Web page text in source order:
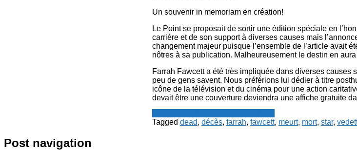
Un souvenir in memoriam en création!
Le Point se proposait de sortir une édition spéciale en
carrière et de son support à diverses causes mais
changement majeur puisque l’ensemble de l’article avait
nôtres à sa publication. Malheureusement le destin en
Farrah Fawcett a été très impliquée dans diverses causes
peu de gens savent. Nous préférions lui dédier à titre
icône de la télévision et du cinéma pour une action
devait être une couverture deviendra une affiche gratuite
Tagged dead, décès, farrah, fawcett, meurt, mort, star,
Post navigation